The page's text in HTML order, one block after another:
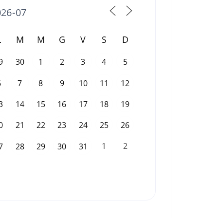
M M G V S D
30 1 2 3 4
5
7 8 9 10 11
12
14 15 16 17 18
19
21 22 23 24 25
26
28 29 30 31 1 2